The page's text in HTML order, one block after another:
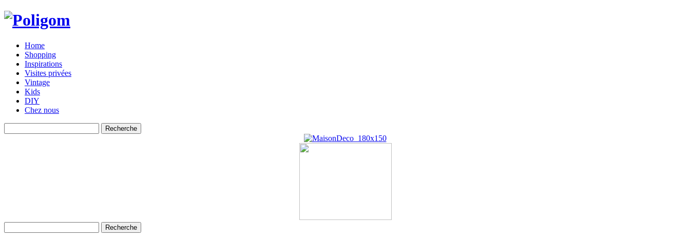
Home
Shopping
Inspirations
Visites privées
Vintage
Kids
DIY
Chez nous